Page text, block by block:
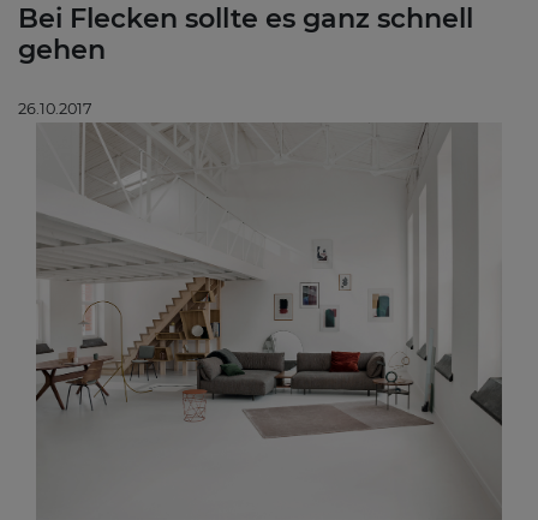
Bei Flecken sollte es ganz schnell
gehen
26.10.2017